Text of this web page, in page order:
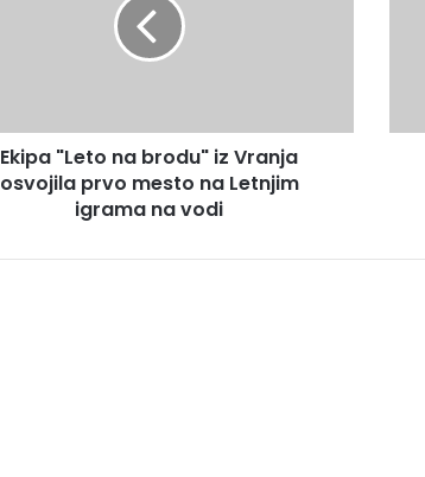
Ekipa "Leto na brodu" iz Vranja
osvojila prvo mesto na Letnjim
igrama na vodi